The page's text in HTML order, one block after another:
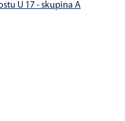
U 17 - skupina A